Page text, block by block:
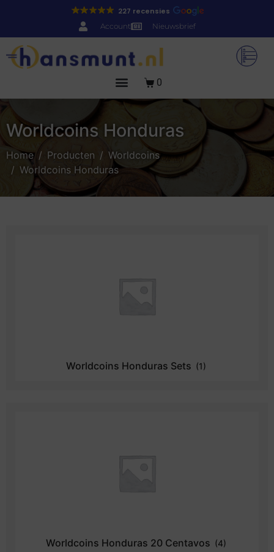
227 recensies
Account Nieuwsbrief
0
Worldcoins Honduras
Home Producten
Worldcoins
Worldcoins Honduras
Worldcoins Honduras Sets (1)
Worldcoins Honduras 20 Centavos (4)